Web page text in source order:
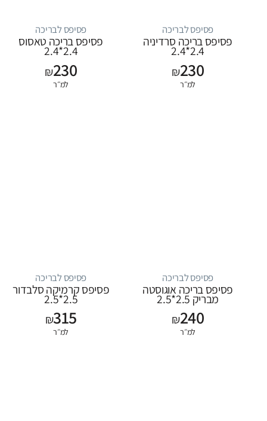
פסיפס לבריכה
פסיפס בריכה סרדיניה
2.4*2.4
₪230
למ״ר
פסיפס לבריכה
פסיפס בריכה טאסוס
2.4*2.4
₪230
למ״ר
פסיפס לבריכה
פסיפס בריכה אוגוסטה
מבריק 2.5*2.5
₪240
למ״ר
פסיפס לבריכה
פסיפס קרמיקה סלבדור
2.5*2.5
₪315
למ״ר